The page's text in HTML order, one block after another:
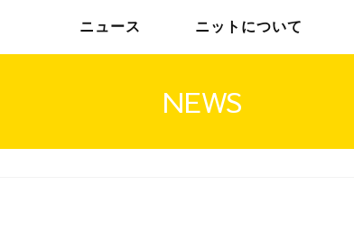
ニュース ニットについて
NEWS